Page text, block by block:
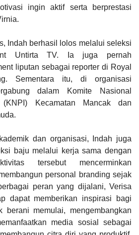
ingin aktif serta berprestasi
Indah berhasil lolos melalui seleksi
Untirta TV. Ia juga pernah
liputan sebagai reporter di Royal
Sementara itu, di organisasi
dalam Komite Nasional
(KNPI) Kecamatan Mancak dan
dan organisasi, Indah juga
baju melalui kerja sama dengan
tersebut mencerminkan
personal branding sejak
peran yang dijalani, Verisa
dapat memberikan inspirasi bagi
berani memulai, mengembangkan
media sosial sebagai